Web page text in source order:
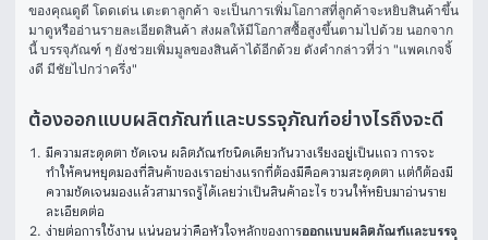
ของคุณดูดี โดดเด่น เตะตาลูกค้า จะเป็นการเพิ่มโอกาสที่ลูกค้าจะหยิบสินค้าขึ้น
มาดูหรืออ่านรายละเอียดสินค้า ส่งผลให้มีโอกาสซื้อสูงขึ้นตามไปด้วย นอกจาก
นี้ บรรจุภัณฑ์ ๆ ยังช่วยเพิ่มมูลของสินค้าได้อีกด้วย ดังคำกล่าวที่ว่า "แพคเกจจิ้
งดี มีชัยไปกว่าครึ่ง"
ต้องออกแบบผลิตภัณฑ์และบรรจุภัณฑ์อย่างไรถึงจะดี
มีความสะดุดตา ชัดเจน ผลิตภัณฑ์ชนิดเดียวกันวางเรียงอยู่เป็นแถว การจะ
ทำให้คนหยุดมองที่สินค้าของเราอย่างแรกที่ต้องมีคือความสะดุดตา แต่ก็ต้องมี
ความชัดเจนมองแล้วสามารถรู้ได้เลยว่าเป็นสินค้าอะไร ชวนให้หยิบมาอ่านราย
ละเอียดต่อ
ง่ายต่อการใช้งาน แน่นอนว่าคือหัวใจหลักของการออกแบบผลิตภัณฑ์และบรรจุ